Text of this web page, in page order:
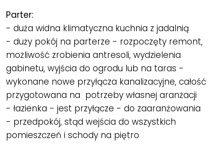
Parter:
- duża widna klimatyczna kuchnia z jadalnią
- duży pokój na parterze - rozpoczęty remont,
możliwość zrobienia antresoli, wydzielenia
gabinetu, wyjścia do ogrodu lub na taras -
wykonane nowe przyłącza kanalizacyjne, całość
przygotowana na potrzeby własnej aranżacji
- łazienka - jest przyłącze - do zaaranżowania
- przedpokój, stąd wejścia do wszystkich
pomieszczeń i schody na piętro